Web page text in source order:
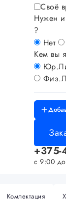
Своё
Нужен
?
Нет
Кем вы
+375-
с 9:00
Комлектация